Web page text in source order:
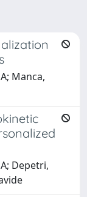
Manca,
Depetri,